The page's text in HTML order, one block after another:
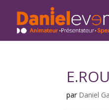
par Daniel